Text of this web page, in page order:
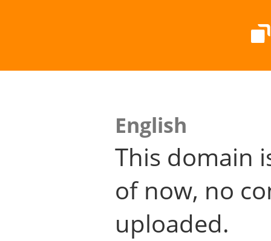
English
This domain
of now, no
uploaded.